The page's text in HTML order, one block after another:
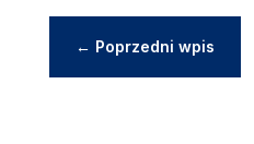
← Poprzedni wpis